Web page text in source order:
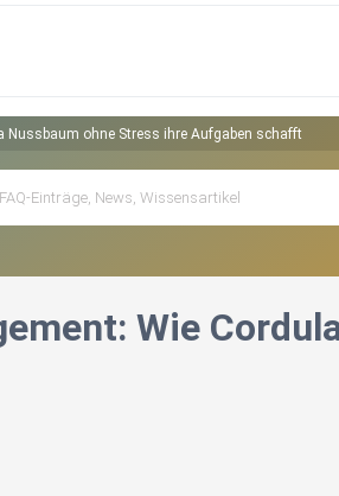
Nussbaum ohne Stress ihre Aufgaben schafft
Wie